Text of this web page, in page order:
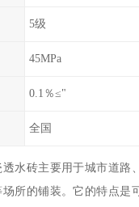
5级
45MPa
0.1％≤"
全国
水砖主要用于城市道路
所的铺装。它的特点是